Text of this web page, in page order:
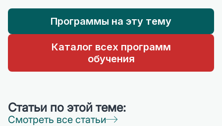
Программы на эту тему
Каталог всех программ
обучения
Статьи по этой теме:
Смотреть все статьи